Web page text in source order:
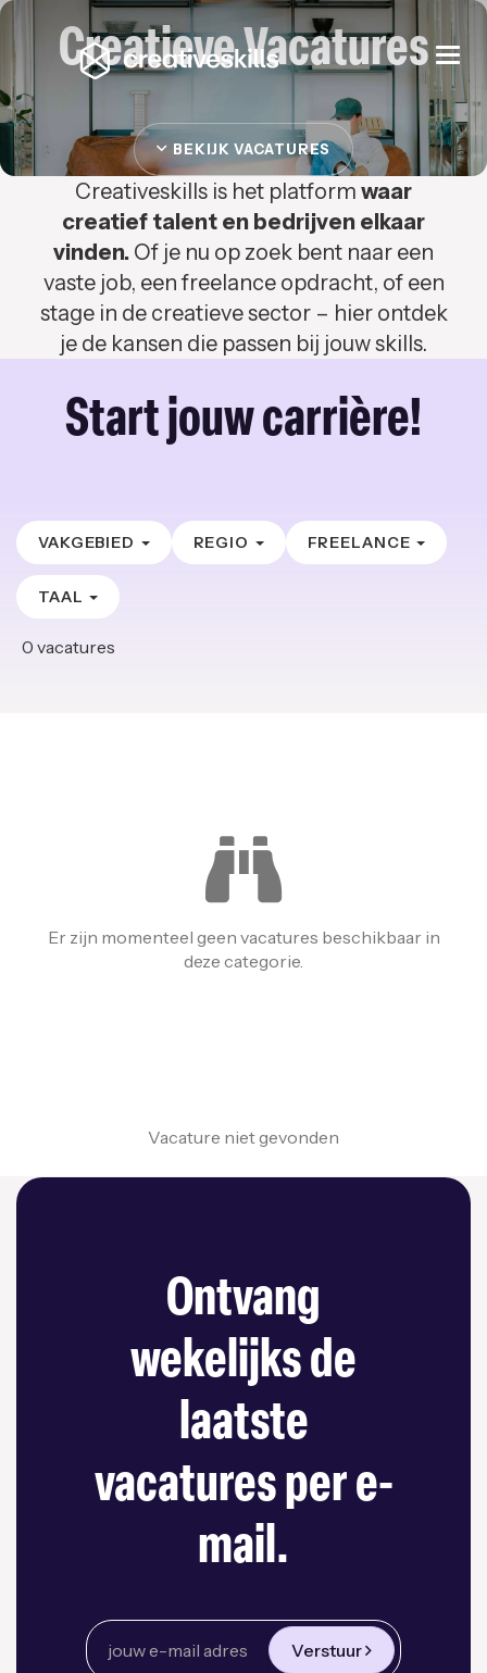
Creatieve Vacatures
BEKIJK VACATURES
Creativeskills is het platform waar
creatief talent en bedrijven elkaar
vinden. Of je nu op zoek bent naar een
vaste job, een freelance opdracht, of een
stage in de creatieve sector – hier ontdek
je de kansen die passen bij jouw skills.
Start jouw carrière!
VAKGEBIED REGIO FREELANCE
TAAL
0 vacatures
Er zijn momenteel geen vacatures beschikbaar in
deze categorie.
Vacature niet gevonden
Ontvang
wekelijks de
laatste
vacatures per e-
mail.
Verstuur